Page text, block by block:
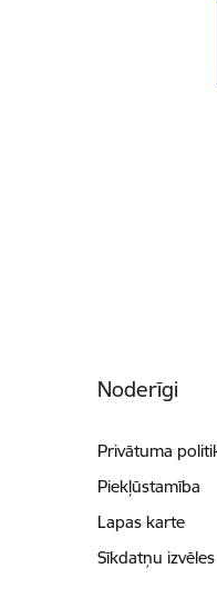
Noderīgi
Privātuma
Piekļūstamība
Lapas karte
Sīkdatņu